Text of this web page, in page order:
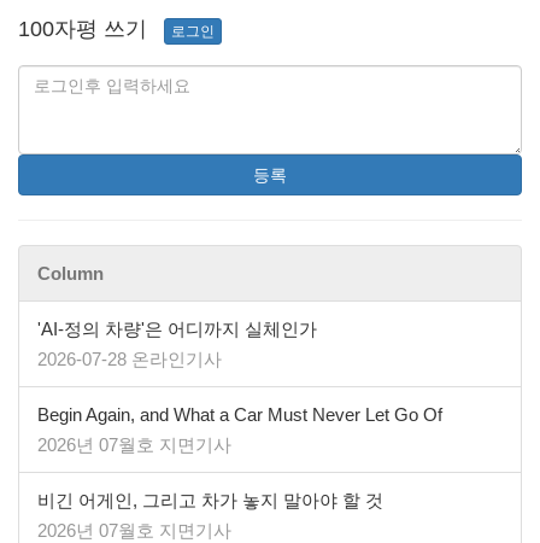
100자평 쓰기 로그인
등록
Column
'AI-정의 차량'은 어디까지 실체인가
2026-07-28 온라인기사
Begin Again, and What a Car Must Never Let Go Of
2026년 07월호 지면기사
비긴 어게인, 그리고 차가 놓지 말아야 할 것
2026년 07월호 지면기사